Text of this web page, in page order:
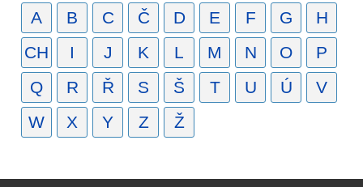
A B C Č D E F G
H
CH
I J K L M N O
P
Q
R Ř S Š T U Ú
V
W
X Y Z Ž